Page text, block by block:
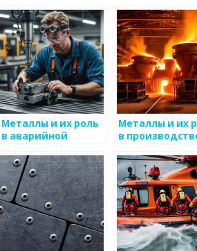
Металлы и их роль
в аварийной
Металлы и их
в